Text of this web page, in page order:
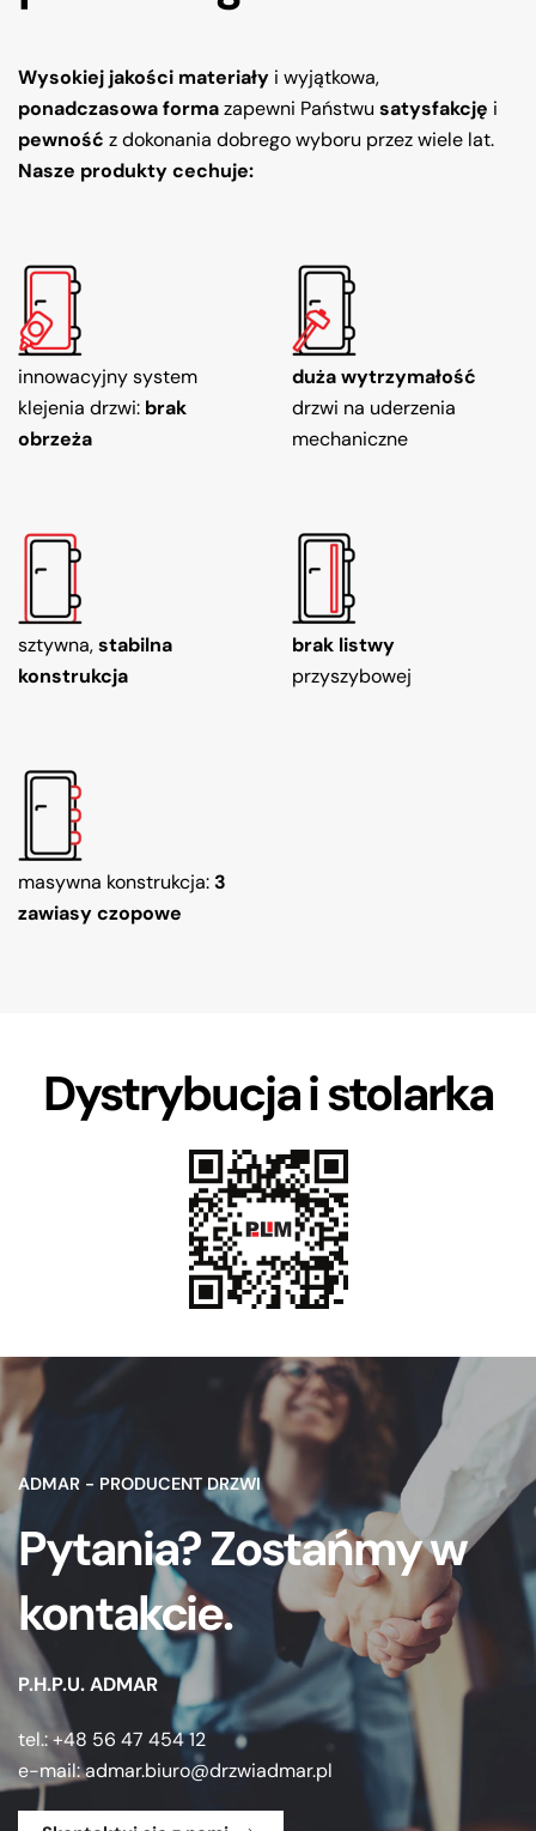
Wysokiej jakości materiały i wyjątkowa,
ponadczasowa formazapewni Państwu satysfakcję i
pewność z dokonania dobrego wyboru przez wiele lat.
Nasze produkty cechuje:
innowacyjny system
klejenia drzwi: brak
obrzeża
duża wytrzymałość
drzwi na uderzenia
mechaniczne
sztywna,stabilna
konstrukcja
brak listwy
przyszybowej
masywna konstrukcja:3
zawiasy czopowe
Dystrybucja i stolarka
ADMAR - PRODUCENT DRZWI
Pytania? Zostańmy w
kontakcie.
P.H.P.U. ADMAR
tel.: +48 56 47 454 12
e-mail:admar.biuro@drzwiadmar.pl